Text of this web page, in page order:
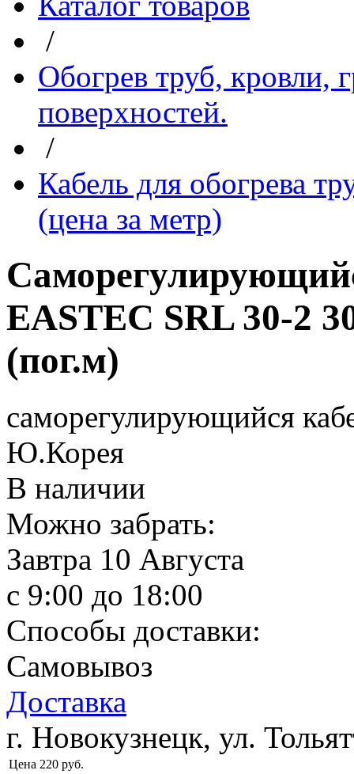
/
Обогрев труб, кровли,
поверхностей.
/
Кабель для обогрева
(цена за метр)
EASTEC SRL 30-2
(пог.м)
саморегулирующийся
Ю.Корея
В наличии
Можно забрать:
Завтра 10 Августа
c 9:00 до 18:00
Способы доставки:
Самовывоз
Доставка
г. Новокузнецк, ул.
Цена 220 руб.